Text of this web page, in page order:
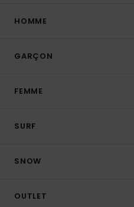
HOMME
GARÇON
FEMME
SURF
SNOW
OUTLET